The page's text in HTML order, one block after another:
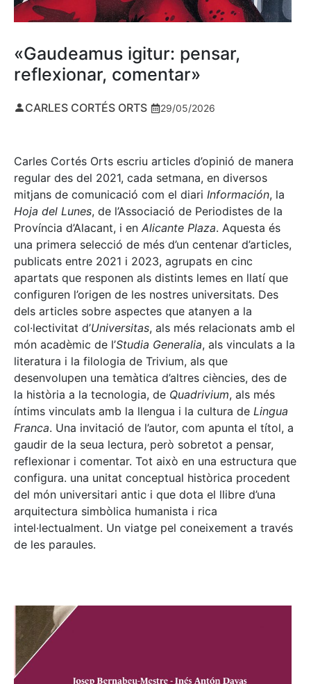
«Gaudeamus igitur: pensar,
reflexionar, comentar»
CARLES CORTÉS ORTS 29/05/2026
Carles Cortés Orts escriu articles d’opinió de manera
regular des del 2021, cada setmana, en diversos
mitjans de comunicació com el diari Información, la
Hoja del Lunes, de l’Associació de Periodistes de la
Província d’Alacant, i en Alicante Plaza. Aquesta és
una primera selecció de més d’un centenar d’articles,
publicats entre 2021 i 2023, agrupats en cinc
apartats que responen als distints lemes en llatí que
configuren l’origen de les nostres universitats. Des
dels articles sobre aspectes que atanyen a la
col·lectivitat d’Universitas, als més relacionats amb el
món acadèmic de l’Studia Generalia, als vinculats a la
literatura i la filologia de Trivium, als que
desenvolupen una temàtica d’altres ciències, des de
la història a la tecnologia, de Quadrivium, als més
íntims vinculats amb la llengua i la cultura de Lingua
Franca. Una invitació de l’autor, com apunta el títol, a
gaudir de la seua lectura, però sobretot a pensar,
reflexionar i comentar. Tot això en una estructura que
configura. una unitat conceptual històrica procedent
del món universitari antic i que dota el llibre d’una
arquitectura simbòlica humanista i rica
intel·lectualment. Un viatge pel coneixement a través
de les paraules.